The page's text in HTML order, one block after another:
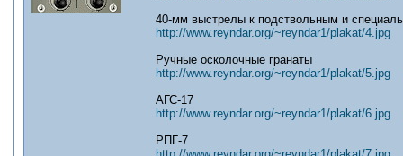
40-мм выстрелы к подствольным и
http://www.reyndar.org/~reyndar1/plakat/4.jpg
Ручные осколочные гранаты
http://www.reyndar.org/~reyndar1/plakat/5.jpg
АГС-17
http://www.reyndar.org/~reyndar1/plakat/6.jpg
РПГ-7